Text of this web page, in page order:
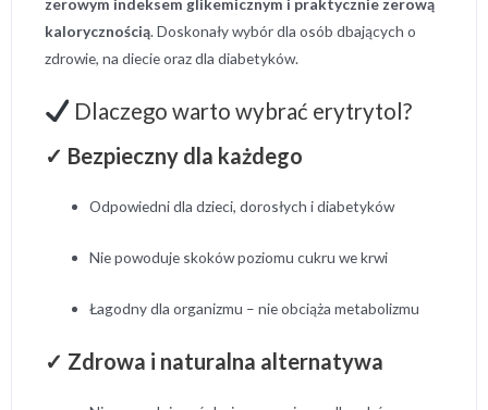
kalorycznością. Doskonały wybór dla osób dbających o
zdrowie, na diecie oraz dla diabetyków.
Dlaczego warto wybrać erytrytol?
✓ Bezpieczny dla każdego
Odpowiedni dla dzieci, dorosłych i diabetyków
Nie powoduje skoków poziomu cukru we krwi
Łagodny dla organizmu – nie obciąża metabolizmu
✓ Zdrowa i naturalna alternatywa